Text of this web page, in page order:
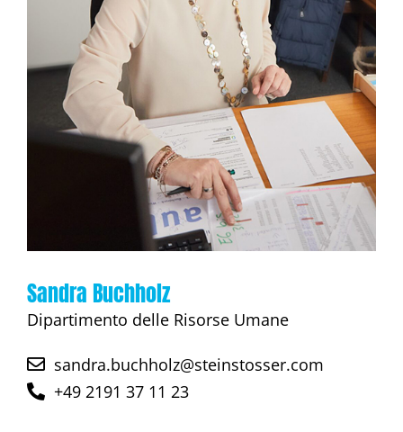
Sandra Buchholz
Dipartimento delle Risorse Umane
sandra.buchholz@steinstosser.com
+49 2191 37 11 23